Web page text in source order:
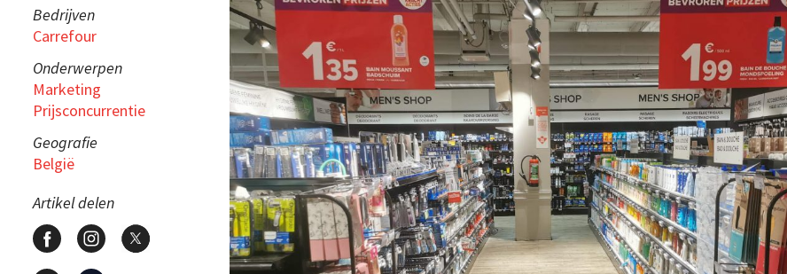
Bedrijven
Carrefour
Onderwerpen
Marketing
Prijsconcurrentie
Geografie
België
Artikel delen